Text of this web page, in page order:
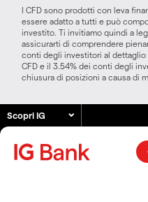
I CFD sono prodotti con leva
essere adatto a tutti e può
investito. Ti invitiamo quindi a
assicurarti di comprendere
conti degli investitori al
CFD e il 3.54% dei conti degli
chiusura di posizioni a causa di
Scopri IG